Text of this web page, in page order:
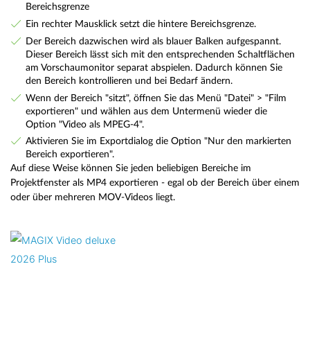
Bereichsgrenze
Ein rechter Mausklick setzt die hintere Bereichsgrenze.
Der Bereich dazwischen wird als blauer Balken aufgespannt.
Dieser Bereich lässt sich mit den entsprechenden Schaltflächen
am Vorschaumonitor separat abspielen. Dadurch können Sie
den Bereich kontrollieren und bei Bedarf ändern.
Wenn der Bereich "sitzt", öffnen Sie das Menü "Datei" > "Film
exportieren" und wählen aus dem Untermenü wieder die
Option "Video als MPEG-4".
Aktivieren Sie im Exportdialog die Option "Nur den markierten
Bereich exportieren".
Auf diese Weise können Sie jeden beliebigen Bereiche im
Projektfenster als MP4 exportieren - egal ob der Bereich über einem
oder über mehreren MOV-Videos liegt.